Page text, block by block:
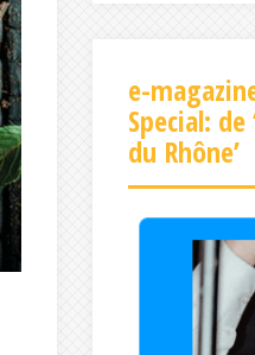
e-
Special: de
du Rhône’